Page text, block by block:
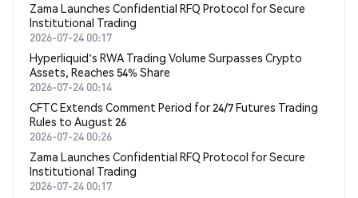
Zama Launches Confidential RFQ Protocol for Secure
Institutional Trading
2026-07-24 00:17
Hyperliquid's RWA Trading Volume Surpasses Crypto
Assets, Reaches 54% Share
2026-07-24 00:14
CFTC Extends Comment Period for 24/7 Futures Trading
Rules to August 26
2026-07-24 00:26
Zama Launches Confidential RFQ Protocol for Secure
Institutional Trading
2026-07-24 00:17